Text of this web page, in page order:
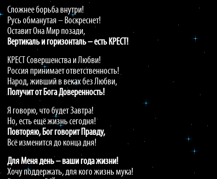
Сложнее борьба внутри!
Русь обманутая – Воскреснет!
Оставит Она Мир позади,
Вертикаль и горизонталь–есть КРЕСТ!
КРЕСТ Совершенства и Любви!
Россия принимает ответственность!
Народ, живший в веках без Любви,
Получитот БогаДоверенность!
Я говорю, что будет Завтра!
Но, есть ещё жизнь сегодня!
Повторяю, Бог говорит Правду,
Всё изменится до конца дня!
ДляМенядень– ваши годажизни!
Хочу поддержать, для кого жизнь мука!